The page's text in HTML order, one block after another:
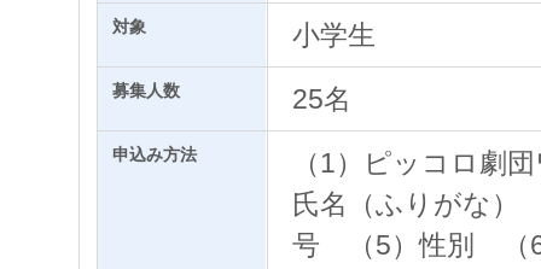
対象 小学生
募集人数 25名
申込み方法
（1）ピッコロ劇
氏名（ふりがな
号 （5）性別 （6